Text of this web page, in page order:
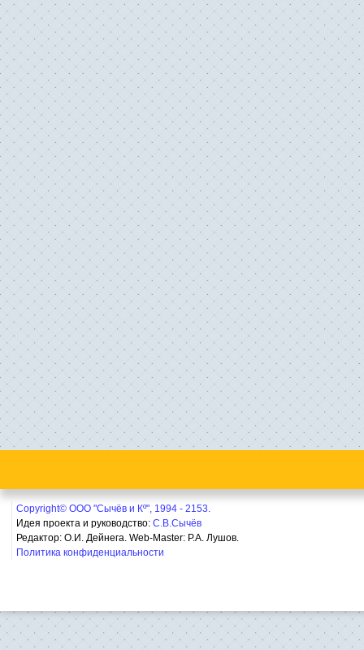
Copyright© ООО "Сычёв и Кº", 1994 - 2153.
Идея проекта и руководство: С.В.Сычёв
Редактор: О.И. Дейнега. Web-Master: Р.А. Лушов.
Политика конфиденциальности